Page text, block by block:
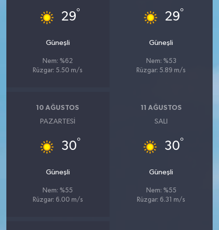
29°
Güneşli
Nem: %62
Rüzgar: 5.50 m/s
29°
Güneşli
Nem: %53
Rüzgar: 5.89 m/s
10 AĞUSTOS
PAZARTESI
30°
Güneşli
Nem: %55
Rüzgar: 6.00 m/s
11 AĞUSTOS
SALI
30°
Güneşli
Nem: %55
Rüzgar: 6.31 m/s